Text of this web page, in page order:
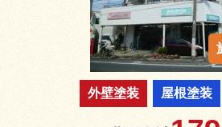
外壁塗装 屋根塗装